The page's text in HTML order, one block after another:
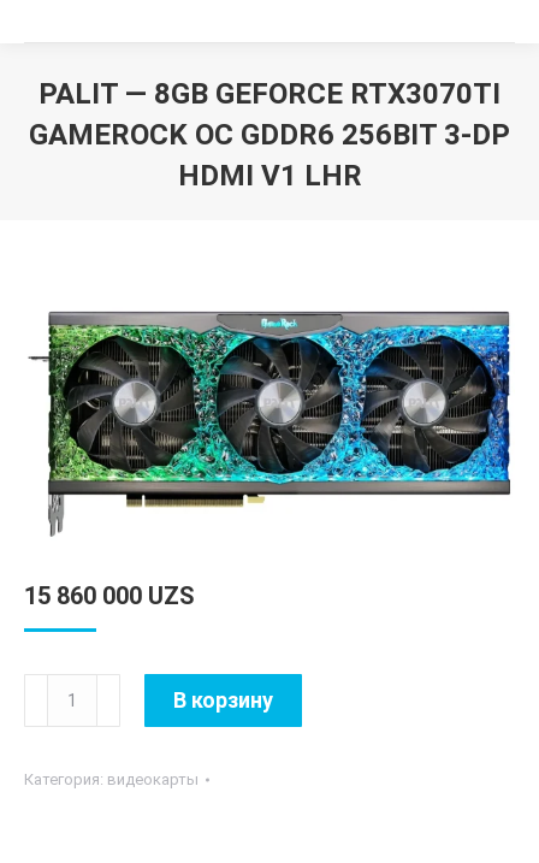
PALIT — 8GB GEFORCE RTX3070TI
GAMEROCK OC GDDR6 256BIT 3-DP
HDMI V1 LHR
15 860 000 UZS
Количество
товара
-
В корзину
Категория: видеокарты